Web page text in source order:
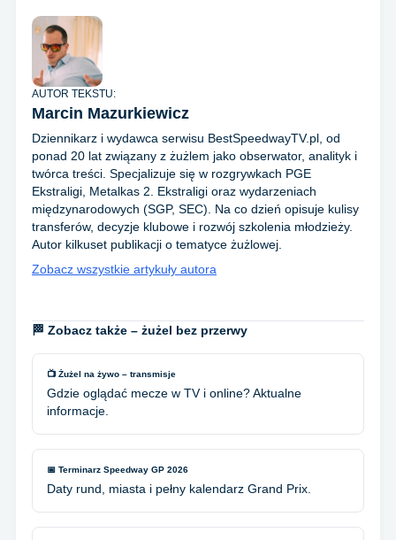
AUTOR TEKSTU:
Marcin Mazurkiewicz
Dziennikarz i wydawca serwisu BestSpeedwayTV.pl, od
ponad 20 lat związany z żużlem jako obserwator, analityk i
twórca treści. Specjalizuje się w rozgrywkach PGE
Ekstraligi, Metalkas 2. Ekstraligi oraz wydarzeniach
międzynarodowych (SGP, SEC). Na co dzień opisuje kulisy
transferów, decyzje klubowe i rozwój szkolenia młodzieży.
Autor kilkuset publikacji o tematyce żużlowej.
Zobacz wszystkie artykuły autora
🏁 Zobacz także – żużel bez przerwy
📺 Żużel na żywo – transmisje
Gdzie oglądać mecze w TV i online? Aktualne
informacje.
📅 Terminarz Speedway GP 2026
Daty rund, miasta i pełny kalendarz Grand Prix.